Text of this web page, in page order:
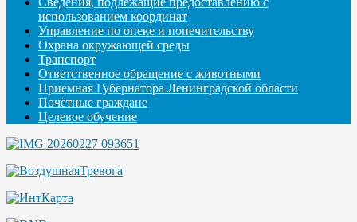
использованием координат
Управление по опеке и попечительству
Охрана окружающей среды
Транспорт
Ответственное обращение с животными
Приемная Губернатора Ленинградской области
Почётные граждане
Целевое обучение